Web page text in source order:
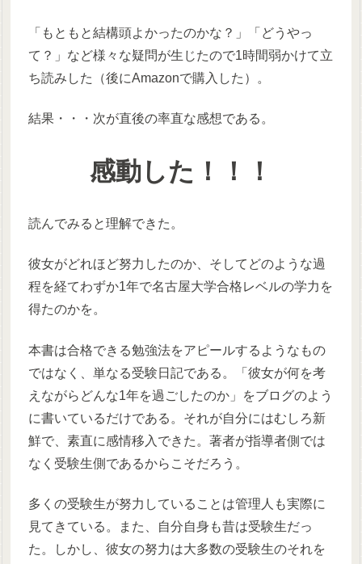
「もともと結構頭よかったのかな？」「どうやっ
て？」など様々な疑問が生じたので1時間弱かけて立
ち読みした（後にAmazonで購入した）。
結果・・・次が直後の率直な感想である。
感動した！！！
読んでみると理解できた。
彼女がどれほど努力したのか、そしてどのような過
程を経てわずか1年で名古屋大学合格レベルの学力を
得たのかを。
本書は合格できる勉強法をアピールするようなもの
ではなく、単なる受験日記である。「彼女が何を考
えながらどんな1年を過ごしたのか」をブログのよう
に書いているだけである。それが自分にはむしろ新
鮮で、素直に感情移入できた。著者が指導者側では
なく受験生側であるからこそだろう。
多くの受験生が努力していることは管理人も実際に
見てきている。また、自分自身も昔は受験生だっ
た。しかし、彼女の努力は大多数の受験生のそれを